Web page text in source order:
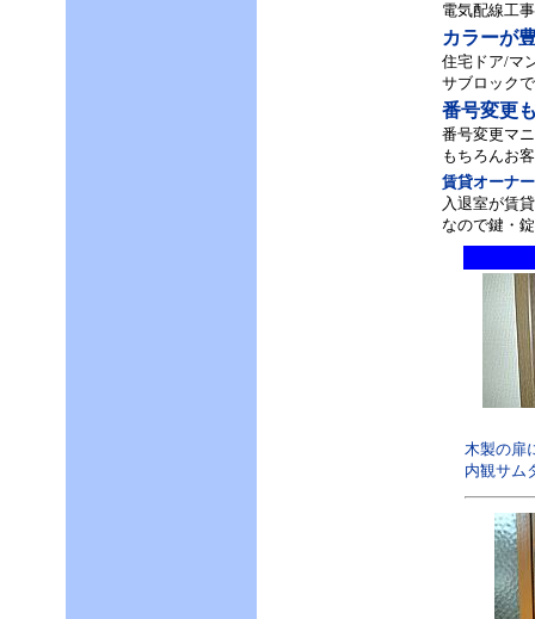
電気配線工
カラーが
住宅ドア/マ
サブロック
番号変更
番号変更マ
もちろんお
賃貸オーナ
入退室が賃
なので鍵・
木製の扉
内観サム